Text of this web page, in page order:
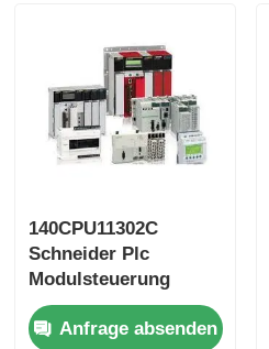
ABB-DCS-Steuerung
Honeywell DCS-Controller
140CPU11302C
Schneider Plc
Modulsteuerung
Modicon Quantum
100 MHz
Anfrage absenden